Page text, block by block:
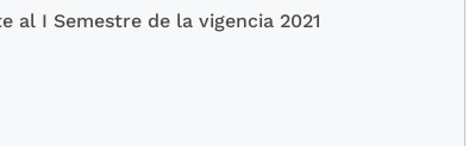
I Semestre de la vigencia 2021